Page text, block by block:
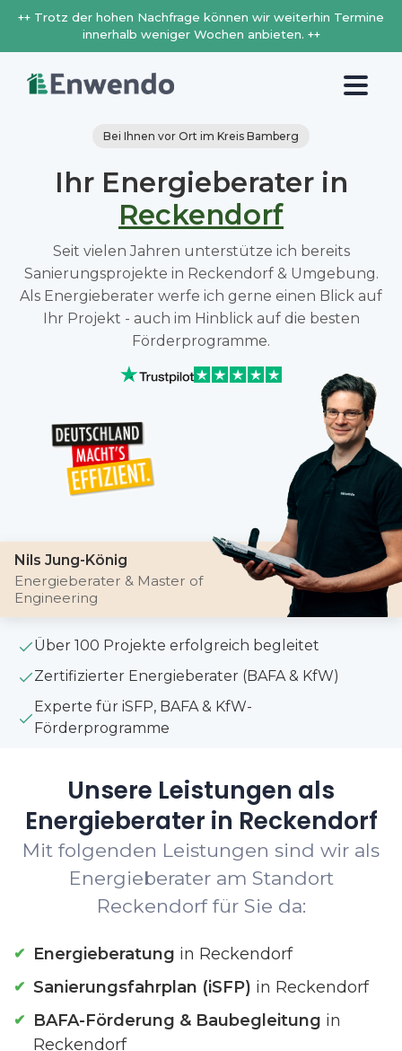
++ Trotz der hohen Nachfrage können wir weiterhin Termine
innerhalb weniger Wochen anbieten. ++
Bei Ihnen vor Ort im Kreis Bamberg
Ihr Energieberater in
Reckendorf
Seit vielen Jahren unterstütze ich bereits
Sanierungsprojekte in Reckendorf & Umgebung.
Als Energieberater werfe ich gerne einen Blick auf
Ihr Projekt - auch im Hinblick auf die besten
Förderprogramme.
Nils Jung-König
Energieberater & Master of
Engineering
Über 100 Projekte erfolgreich begleitet
Zertifizierter Energieberater (BAFA & KfW)
Experte für iSFP, BAFA & KfW-
Förderprogramme
Unsere Leistungen als
Energieberater in Reckendorf
Mit folgenden Leistungen sind wir als
Energieberater am Standort
Reckendorf für Sie da:
Energieberatung in Reckendorf
Sanierungsfahrplan (iSFP) in Reckendorf
BAFA-Förderung & Baubegleitung in
Reckendorf